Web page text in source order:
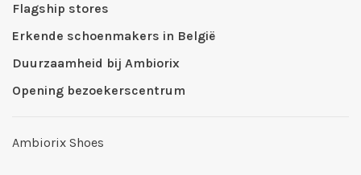
Flagship stores
Erkende schoenmakers in België
Duurzaamheid bij Ambiorix
Opening bezoekerscentrum
Ambiorix Shoes